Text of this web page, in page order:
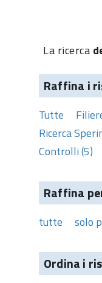
La ricerca
Raffina i
Tutte
Ricerca
Controlli (5)
Raffina
tutte solo
Ordina i